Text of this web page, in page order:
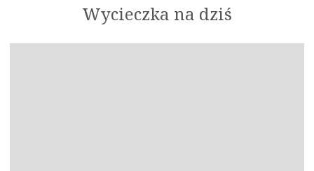
Wycieczka na dziś